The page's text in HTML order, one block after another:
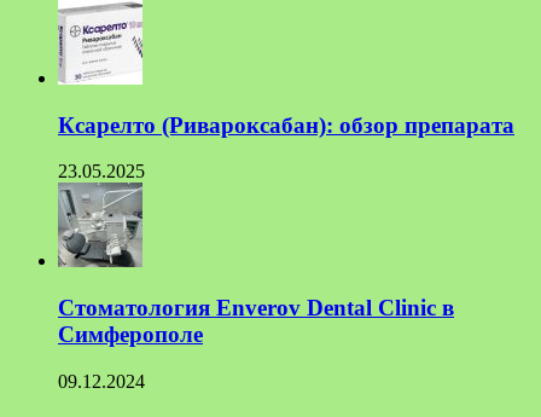
Ксарелто (Ривароксабан): обзор препарата
23.05.2025
Стоматология Enverov Dental Clinic в
Симферополе
09.12.2024